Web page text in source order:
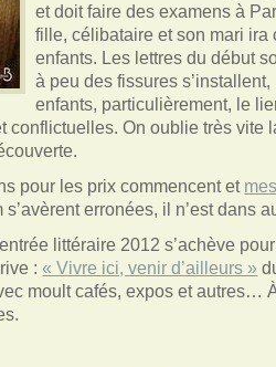
et doit faire des examens à
fille, célibataire et son mari
enfants. Les lettres du début
à peu des fissures
enfants, particulièrement, le
conflictuelles. On oublie très vite
pour les prix commencent et
s’avèrent erronées, il n’est dans
littéraire 2012 s’achève
:« Vivre ici, venir d’ailleurs »
moult cafés, expos et autres…